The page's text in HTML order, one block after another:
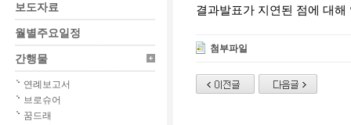
보도자료
월별주요일정
간행물
연례보고서
브로슈어
꿈드래
결과발표가 지연된 점에 대
첨부파일